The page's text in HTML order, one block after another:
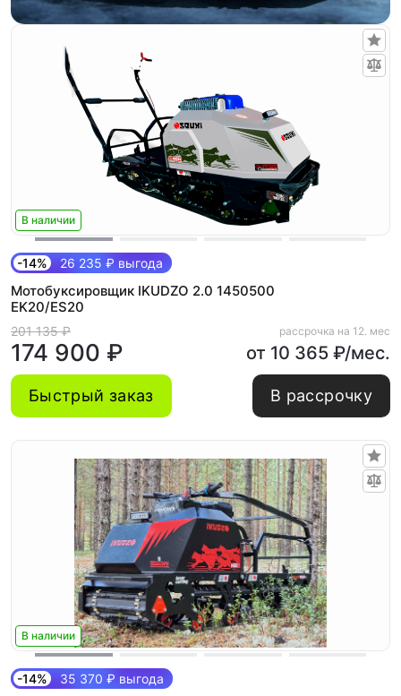
В наличии
-14% 26 235 ₽ выгода
Мотобуксировщик IKUDZO 2.0 1450500
EK20/ES20
201 135 ₽
174 900 ₽
рассрочка на 12. мес
от 10 365 ₽/мес.
Быстрый заказ В рассрочку
В наличии
-14% 35 370 ₽ выгода